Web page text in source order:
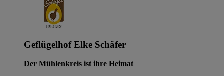
Geflügelhof Elke Schäfer
Der Mühlenkreis ist ihre Heimat